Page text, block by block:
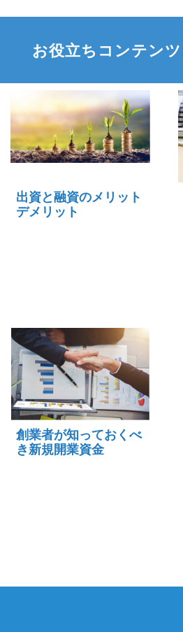
お役立ちコンテンツ
出資と融資のメリット
デメリット
創業者が知っておくべ
き新規開業資金